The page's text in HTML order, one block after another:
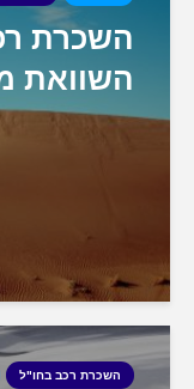
השכרת
השוואת
השכרת רכב בחו"ל